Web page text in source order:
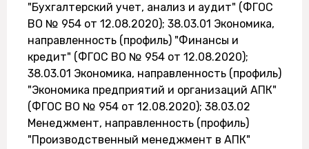
"Бухгалтерский учет, анализ и аудит" (ФГОС
ВО № 954 от 12.08.2020); 38.03.01 Экономика,
направленность (профиль) "Финансы и
кредит" (ФГОС ВО № 954 от 12.08.2020);
38.03.01 Экономика, направленность (профиль)
"Экономика предприятий и организаций АПК"
(ФГОС ВО № 954 от 12.08.2020); 38.03.02
Менеджмент, направленность (профиль)
"Производственный менеджмент в АПК"